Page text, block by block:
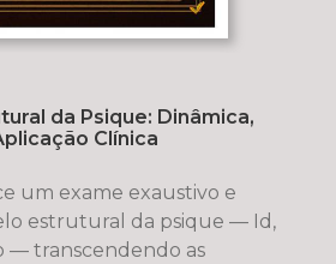
da Psique: Dinâmica,
Clínica
um exame exaustivo e
estrutural da psique — Id,
— transcendendo as